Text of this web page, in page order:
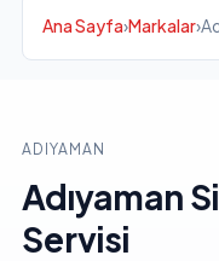
Ana Sayfa›Markalar›
ADIYAMAN
Adıyaman
Servisi